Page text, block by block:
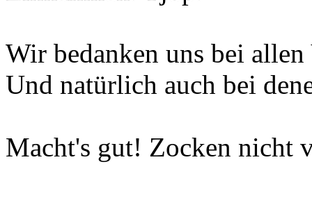
Wir bedanken uns bei
Und natürlich auch bei
Macht's gut! Zocken nicht